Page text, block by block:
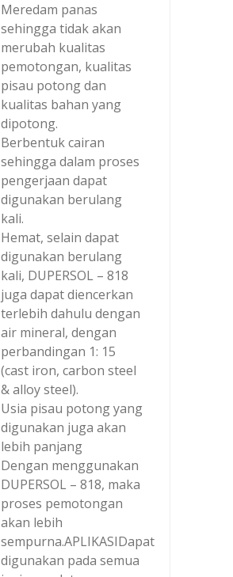
Meredam panas
sehingga tidak akan
merubah kualitas
pemotongan, kualitas
pisau potong dan
kualitas bahan yang
dipotong.
Berbentuk cairan
sehingga dalam proses
pengerjaan dapat
digunakan berulang
kali.
Hemat, selain dapat
digunakan berulang
kali, DUPERSOL – 818
juga dapat diencerkan
terlebih dahulu dengan
air mineral, dengan
perbandingan 1: 15
(cast iron, carbon steel
& alloy steel).
Usia pisau potong yang
digunakan juga akan
lebih panjang
Dengan menggunakan
DUPERSOL – 818, maka
proses pemotongan
akan lebih
sempurna.APLIKASIDapat
digunakan pada semua